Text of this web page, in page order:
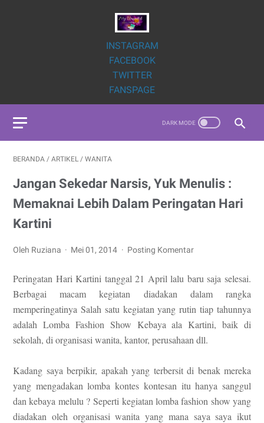
INSTAGRAM
FACEBOOK
TWITTER
FANSPAGE
BERANDA / ARTIKEL / WANITA
Jangan Sekedar Narsis, Yuk Menulis :
Memaknai Lebih Dalam Peringatan Hari
Kartini
Oleh Ruziana Mei 01, 2014 Posting Komentar
Peringatan Hari Kartini tanggal 21 April lalu baru saja selesai.
Berbagai macam kegiatan diadakan dalam rangka
memperingatinya Salah satu kegiatan yang rutin tiap tahunnya
adalah Lomba Fashion Show Kebaya ala Kartini, baik di
sekolah, di organisasi wanita, kantor, perusahaan dll.
Kadang saya berpikir, apakah yang terbersit di benak mereka
yang mengadakan lomba kontes kontesan itu hanya sanggul
dan kebaya melulu ?Seperti kegiatan lomba fashion show yang
diadakan oleh organisasi wanita yang mana saya saya ikut